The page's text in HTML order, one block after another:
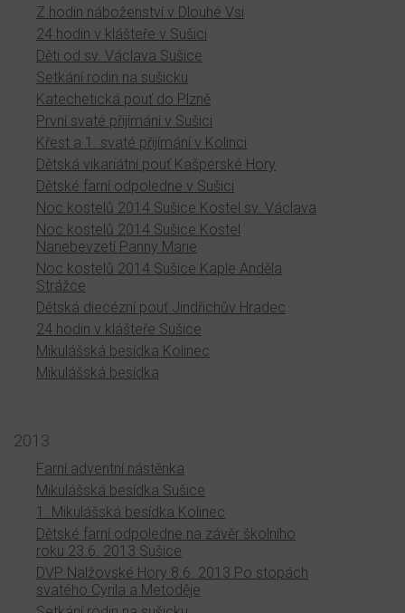
Z hodin náboženství v Dlouhé Vsi
24 hodin v klášteře v Sušici
Děti od sv. Václava Sušice
Setkání rodin na sušicku
Katechetická pouť do Plzně
První svaté přijímání v Sušici
Křest a 1. svaté přijímání v Kolinci
Dětská vikariátní pouť Kašperské Hory
Dětské farní odpoledne v Sušici
Noc kostelů 2014 Sušice Kostel sv. Václava
Noc kostelů 2014 Sušice Kostel
Nanebevzetí Panny Marie
Noc kostelů 2014 Sušice Kaple Anděla
Strážce
Dětská diecézní pouť Jindřichův Hradec
24 hodin v klášteře Sušice
Mikulášská besídka Kolinec
Mikulášská besídka
2013
Farní adventní nástěnka
Mikulášská besídka Sušice
1. Mikulášská besídka Kolinec
Dětské farní odpoledne na závěr školního
roku 23.6. 2013 Sušice
DVP Nalžovské Hory 8.6. 2013 Po stopách
svatého Cyrila a Metoděje